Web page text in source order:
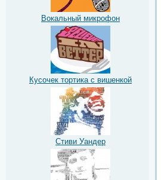
Вокальный микрофон
Кусочек тортика с вишенкой
Стиви Уандер